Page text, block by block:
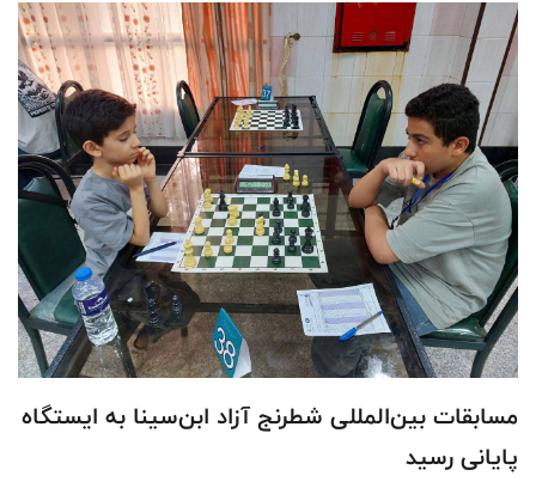
مسابقات بین‌المللی شطرنج آزاد ابن‌سینا به ایستگاه
پایانی رسید